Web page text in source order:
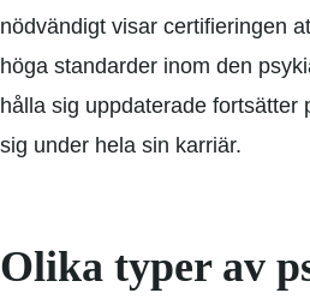
nödvändigt visar certifieringen
höga standarder inom den
hålla sig uppdaterade fortsätter
sig under hela sin karriär.
Olika typer av